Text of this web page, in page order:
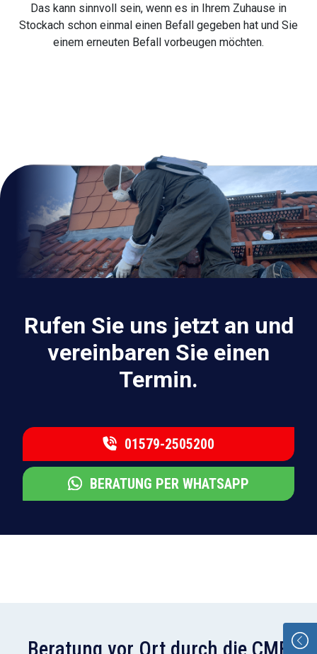
Das kann sinnvoll sein, wenn es in Ihrem Zuhause in
Stockach schon einmal einen Befall gegeben hat und Sie
einem erneuten Befall vorbeugen möchten.
Rufen Sie uns jetzt an und
vereinbaren Sie einen
Termin.
01579-2505200
BERATUNG PER WHATSAPP
Beratung vor Ort durch die CMB